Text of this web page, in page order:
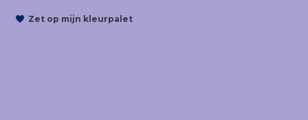
Zet op mijn kleurpalet